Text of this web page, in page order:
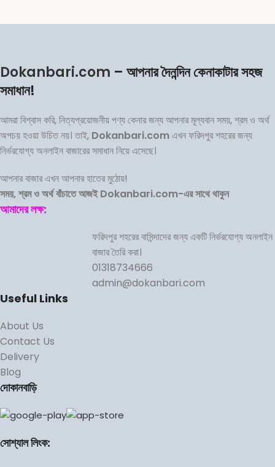
Dokanbari.com – আপনার দৈনন্দিন কেনাকাটার সহজ
সমাধান!
আমরা বিশ্বাস করি, নিত্যপ্রয়োজনীয় পণ্য কেনার জন্য আপনার মূল্যবান সময়, শ্রম ও অর্থ
অপচয় হওয়া উচিত নয়। তাই, Dokanbari.comএখন ফরিদপুর শহরের জন্য
নির্ভরযোগ্য অনলাইন বাজারের সমাধান নিয়ে এসেছে।
আপনার বাজার এখন আপনার হাতের মুঠোয়!
সময়, শ্রম ও অর্থ বাঁচাতে আজই Dokanbari.com-এর সাথে থাকুন
আমাদের লক্ষ:
ফরিদপুর শহরের বাসিন্দাদের জন্য একটি নির্ভরযোগ্য অনলাইন
বাজার তৈরি করা।
01318734666
admin@dokanbari.com
Useful Links
About Us
Contact Us
Delivery
Blog
দোকানবাড়ি
সোশ্যাল লিংক: